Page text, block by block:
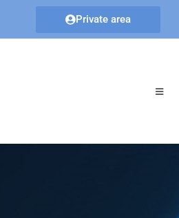
Private area